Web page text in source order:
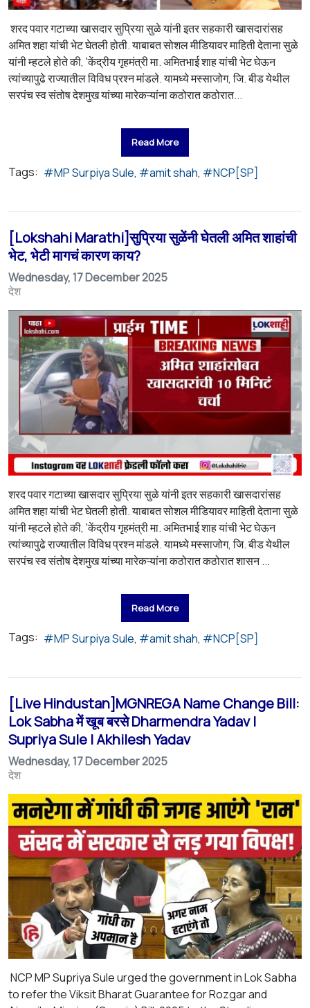
शरद पवार गटाच्या खासदार सुप्रिया सुळे यांनी इतर सहकारी खासदारांसह
अमित शहा यांची भेट घेतली होती. याबाबत सोशल मीडियावर माहिती देताना सुळे
यांनी म्हटले होते की, 'केंद्रीय गृहमंत्री मा. अमितभाई शाह यांची भेट घेऊन
त्यांच्यापुढे राज्यातील विविध प्रश्न मांडले. यामध्ये मस्साजोग, जि. बीड येथील
सरपंच स्व संतोष देशमुख यांच्या मारेकऱ्यांना कठोरात कठोरात...
Read More
Tags: MP Surpiya Sule amit shah NCP[SP]
[Lokshahi Marathi]सुप्रिया सुळेंनी घेतली अमित शाहांची
भेट, भेटी मागचं कारण काय?
Wednesday, 17 December 2025
देश
शरद पवार गटाच्या खासदार सुप्रिया सुळे यांनी इतर सहकारी खासदारांसह
अमित शहा यांची भेट घेतली होती. याबाबत सोशल मीडियावर माहिती देताना सुळे
यांनी म्हटले होते की, 'केंद्रीय गृहमंत्री मा. अमितभाई शाह यांची भेट घेऊन
त्यांच्यापुढे राज्यातील विविध प्रश्न मांडले. यामध्ये मस्साजोग, जि. बीड येथील
सरपंच स्व संतोष देशमुख यांच्या मारेकऱ्यांना कठोरात कठोरात शासन ...
Read More
Tags: MP Surpiya Sule amit shah NCP[SP]
[Live Hindustan]MGNREGA Name Change Bill:
Lok Sabha में खूब बरसे Dharmendra Yadav |
Supriya Sule | Akhilesh Yadav
Wednesday, 17 December 2025
देश
NCP MP Supriya Sule urged the government in Lok Sabha
to refer the Viksit Bharat Guarantee for Rozgar and